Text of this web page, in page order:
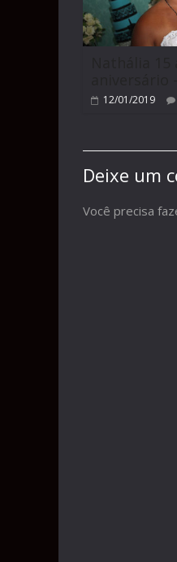
12/01/2019
Deixe um
Você precisa